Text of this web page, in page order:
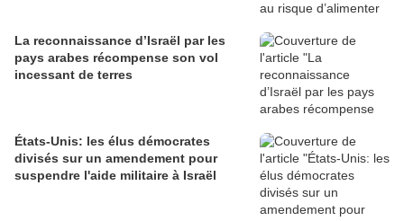
La reconnaissance d’Israël par les
pays arabes récompense son vol
incessant de terres
États-Unis: les élus démocrates
divisés sur un amendement pour
suspendre l'aide militaire à Israël